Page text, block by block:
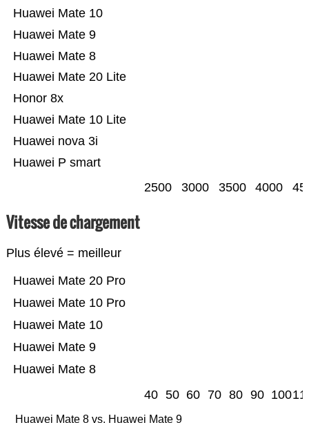
Huawei P smart
Huawei nova 3i
Huawei Mate 10 Lite
Honor 8x
Huawei Mate 20 Lite
Huawei Mate 8
Huawei Mate 9
Huawei Mate 10
2500 3000 3500 4000
Vitesse de chargement
Plus élevé = meilleur
Huawei Mate 8
Huawei Mate 9
Huawei Mate 10
Huawei Mate 10 Pro
Huawei Mate 20 Pro
40 50 60 70 80 90 100
Huawei Mate 8 vs. Huawei Mate 9